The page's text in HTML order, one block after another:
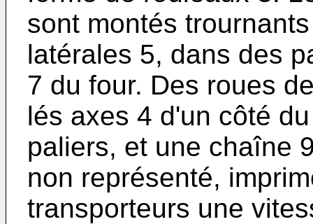
sont montés
latérales 5, dans des
7 du four. Des roues
lés axes 4 d'un côté
paliers, et une chaîne
non représenté,
transporteurs une